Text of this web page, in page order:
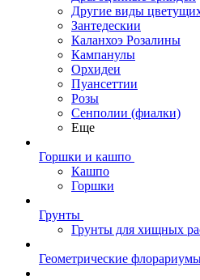
Другие виды
Зантедескии
Каланхоэ Розалины
Кампанулы
Орхидеи
Пуансеттии
Розы
Сенполии (фиалки)
Еще
Горшки и кашпо
Кашпо
Горшки
Грунты
Грунты для хищных
Геометрические